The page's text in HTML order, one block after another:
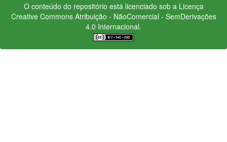
O conteúdo do repositório está licenciado sob a Licença
Creative CommonsAtribuição - NãoComercial - SemDerivações
4.0 Internacional.